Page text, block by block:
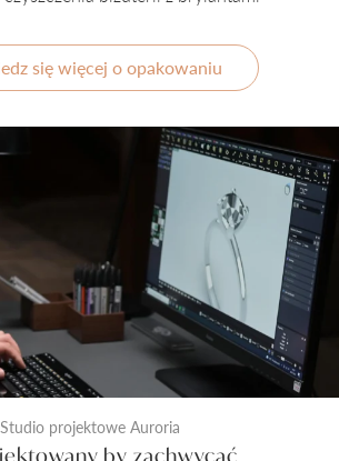
się więcej o opakowaniu
Studio projektowe Auroria
by zachwycać